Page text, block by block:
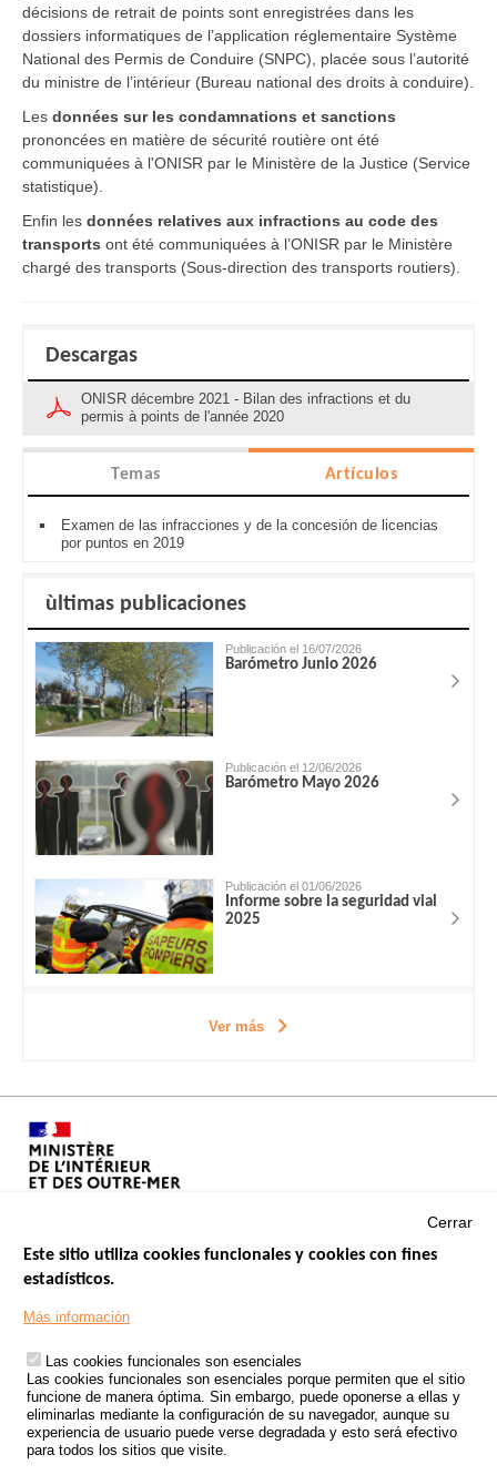
décisions de retrait de points sont enregistrées dans les
dossiers informatiques de l’application réglementaire Système
National des Permis de Conduire (SNPC), placée sous l’autorité
du ministre de l’intérieur (Bureau national des droits à conduire).
Les données sur les condamnations et sanctions
prononcées en matière de sécurité routière ont été
communiquées à l'ONISR par le Ministère de la Justice (Service
statistique).
Enfin les données relatives aux infractions au code des
transports ont été communiquées à l’ONISR par le Ministère
chargé des transports (Sous-direction des transports routiers).
Descargas
ONISR décembre 2021 - Bilan des infractions et du
permis à points de l'année 2020
Temas Artículos
Examen de las infracciones y de la concesión de licencias
por puntos en 2019
ùltimas publicaciones
Publicación el 16/07/2026
Barómetro Junio 2026
Publicación el 12/06/2026
Barómetro Mayo 2026
Publicación el 01/06/2026
Informe sobre la seguridad vial
2025
Ver más
Footer
TRATAMIENTO DE DATOS PERSONALES PROCEDENTES DE
ACCIDENTES DE TRÁFICO
ESTUDIOS
CONVOCATORIA DE PROYECTOS DE ESTUDIOS
Cerrar
Este sitio utiliza cookies funcionales y cookies con fines
estadísticos.
Más información
Las cookies funcionales son esenciales
Las cookies funcionales son esenciales porque permiten que el sitio
funcione de manera óptima. Sin embargo, puede oponerse a ellas y
eliminarlas mediante la configuración de su navegador, aunque su
experiencia de usuario puede verse degradada y esto será efectivo
para todos los sitios que visite.